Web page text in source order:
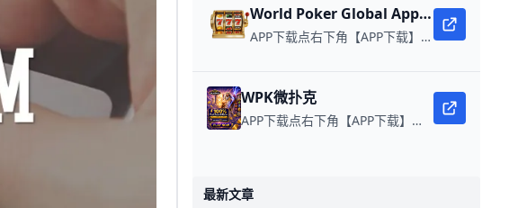
World Poker Global App全球微扑克
APP下载点右下角【APP下载】联系客服 每日更新可用链接 在线玩扑克，赢取真钱。
WPK微扑克
APP下载点右下角【APP下载】联系客服 每日更新可用链接 微扑克 WPK真人在线约局，wepoker德州约局，加微信客服上下分，领WPK钻石。
最新文章